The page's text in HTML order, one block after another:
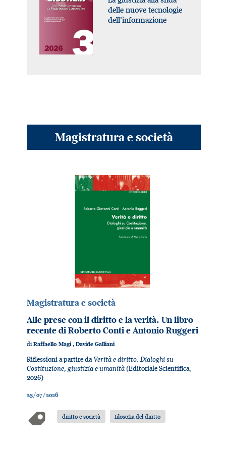
delle nuove tecnologie
dell’informazione
Magistratura e società
Magistratura e società
Alle prese con il diritto e la verità. Un libro
recente di Roberto Conti e Antonio Ruggeri
diRaffaello Magi,Davide Galliani
Riflessioni a partire daVerità e diritto. Dialoghi su
Costituzione, giustizia e umanità(Editoriale Scientifica,
2026)
25/07/2026
diritto e società filosofia del diritto